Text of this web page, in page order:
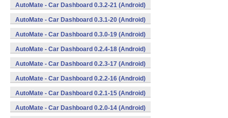
AutoMate - Car Dashboard 0.3.2-21 (Android)
AutoMate - Car Dashboard 0.3.1-20 (Android)
AutoMate - Car Dashboard 0.3.0-19 (Android)
AutoMate - Car Dashboard 0.2.4-18 (Android)
AutoMate - Car Dashboard 0.2.3-17 (Android)
AutoMate - Car Dashboard 0.2.2-16 (Android)
AutoMate - Car Dashboard 0.2.1-15 (Android)
AutoMate - Car Dashboard 0.2.0-14 (Android)